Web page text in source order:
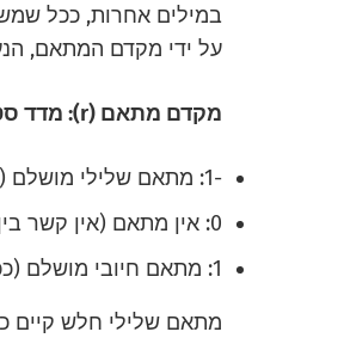
במילים אחרות, ככל
על ידי מקדם המתאם, הנע בין -1 ל -1. מקדם מתאם שלילי (בין -1 ל-0)
מקדם מתאם (r): מדד סטטיסטי זה נע בין -1 ל-1.
-1: מתאם שלילי מושלם (ככל שמשתנה אחד עולה, השני יורד בצורה ליניארית לחלוטין).
0: אין מתאם (אין קשר בין המשתנים).
1: מתאם חיובי מושלם (ככל שמשתנה אחד עולה, השני עולה בצורה ליניארית לחלוטין).